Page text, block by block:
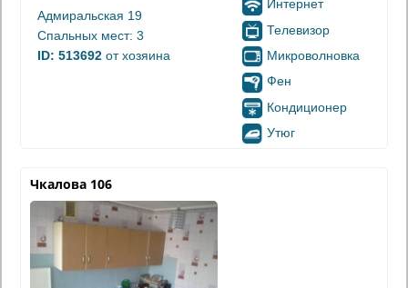
Адмиральская 19
Спальных мест: 3
ID: 513692 от хозяина
Интернет
Телевизор
Микроволновка
Фен
Кондиционер
Утюг
Чкалова 106